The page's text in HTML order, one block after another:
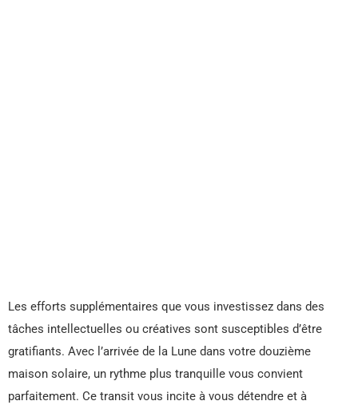
Les efforts supplémentaires que vous investissez dans des
tâches intellectuelles ou créatives sont susceptibles d’être
gratifiants. Avec l’arrivée de la Lune dans votre douzième
maison solaire, un rythme plus tranquille vous convient
parfaitement. Ce transit vous incite à vous détendre et à